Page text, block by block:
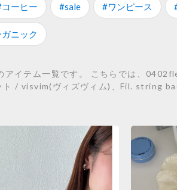
ーヒー #sale #ワンピース
ニック
アイテム一覧です。 こちらでは、
/ visvim(ヴィズヴィム)、Fil. string